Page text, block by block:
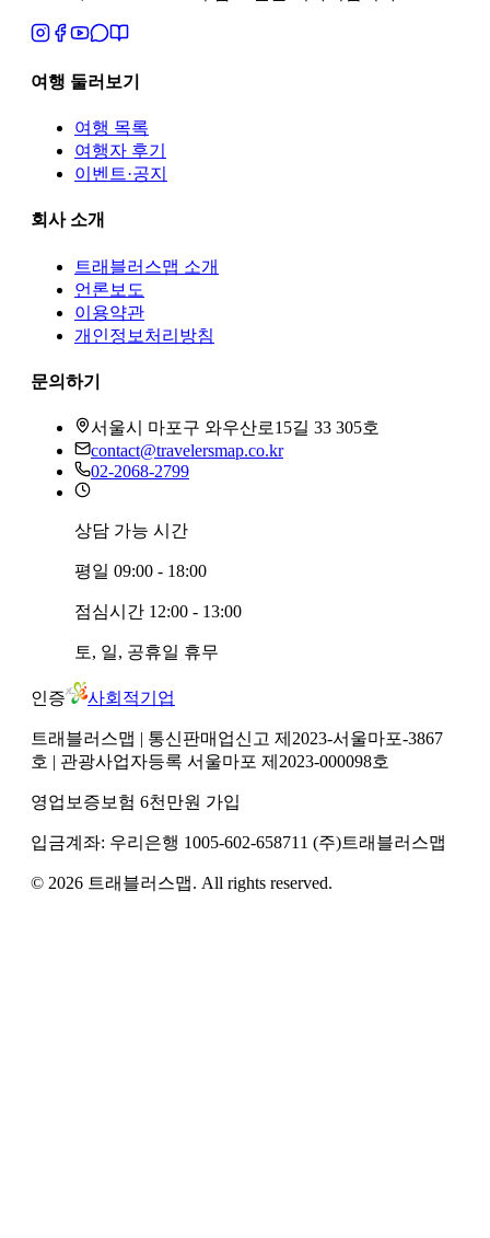
여행 둘러보기
여행 목록
여행자 후기
이벤트·공지
회사 소개
트래블러스맵 소개
언론보도
이용약관
개인정보처리방침
문의하기
서울시 마포구 와우산로15길 33 305호
contact@travelersmap.co.kr
02-2068-2799
상담 가능 시간
평일 09:00 - 18:00
점심시간 12:00 - 13:00
토, 일, 공휴일 휴무
인증 사회적기업
트래블러스맵 | 통신판매업신고 제2023-서울마포-3867
호 | 관광사업자등록 서울마포 제2023-000098호
영업보증보험 6천만원 가입
입금계좌: 우리은행 1005-602-658711 (주)트래블러스맵
© 2026 트래블러스맵. All rights reserved.